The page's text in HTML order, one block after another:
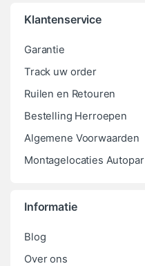
Klantenservice
Garantie
Track uw order
Ruilen en Retouren
Bestelling Herroepen
Algemene Voorwaarden
Montagelocaties Autopar
Informatie
Blog
Over ons